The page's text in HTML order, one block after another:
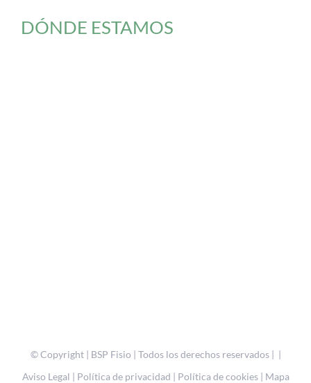
DÓNDE ESTAMOS
© Copyright | BSP Fisio | Todos los derechos reservados | |
Aviso Legal | Política de privacidad | Política de cookies| Mapa